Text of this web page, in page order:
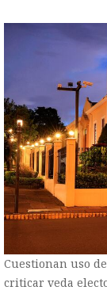
Cuestionan uso
criticar veda